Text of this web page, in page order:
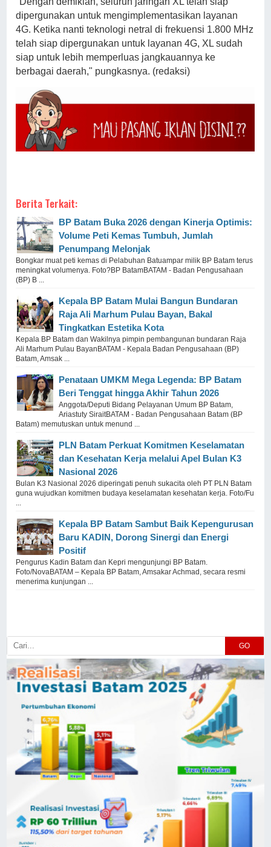
dipergunakan untuk mengimplementasikan layanan
4G. Ketika nanti teknologi netral di frekuensi 1.800 MHz
telah siap dipergunakan untuk layanan 4G, XL sudah
siap untuk lebih memperluas jangkauannya ke
berbagai daerah," pungkasnya. (redaksi)
Berita Terkait:
BP Batam Buka 2026 dengan Kinerja Optimis:
Volume Peti Kemas Tumbuh, Jumlah
Penumpang Melonjak
Bongkar muat peti kemas di Pelabuhan Batuampar milik BP Batam terus
meningkat volumenya. Foto?BP BatamBATAM - Badan Pengusahaan
(BP) B ...
Kepala BP Batam Mulai Bangun Bundaran
Raja Ali Marhum Pulau Bayan, Bakal
Tingkatkan Estetika Kota
Kepala BP Batam dan Wakilnya pimpin pembangunan bundaran Raja
Ali Marhum Pulau BayanBATAM - Kepala Badan Pengusahaan (BP)
Batam, Amsak ...
Penataan UMKM Mega Legenda: BP Batam
Beri Tenggat hingga Akhir Tahun 2026
Anggota/Deputi Bidang Pelayanan Umum BP Batam,
Ariastuty SiraitBATAM - Badan Pengusahaan Batam (BP
Batam) memutuskan untuk menund ...
PLN Batam Perkuat Komitmen Keselamatan
dan Kesehatan Kerja melalui Apel Bulan K3
Nasional 2026
Bulan K3 Nasional 2026 diperingati penuh sukacita oleh PT PLN Batam
guna wujudkan komitmen budaya keselamatan kesehatan kerja. Foto/Fu
...
Kepala BP Batam Sambut Baik Kepengurusan
Baru KADIN, Dorong Sinergi dan Energi
Positif
Pengurus Kadin Batam dan Kepri mengunjungi BP Batam.
Foto/NovaBATAM – Kepala BP Batam, Amsakar Achmad, secara resmi
menerima kunjungan ...
GO